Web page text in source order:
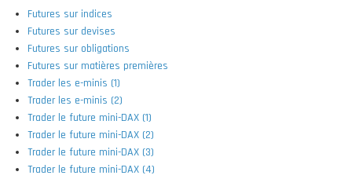
Futures sur indices
Futures sur devises
Futures sur obligations
Futures sur matières premières
Trader les e-minis (1)
Trader les e-minis (2)
Trader le future mini-DAX (1)
Trader le future mini-DAX (2)
Trader le future mini-DAX (3)
Trader le future mini-DAX (4)